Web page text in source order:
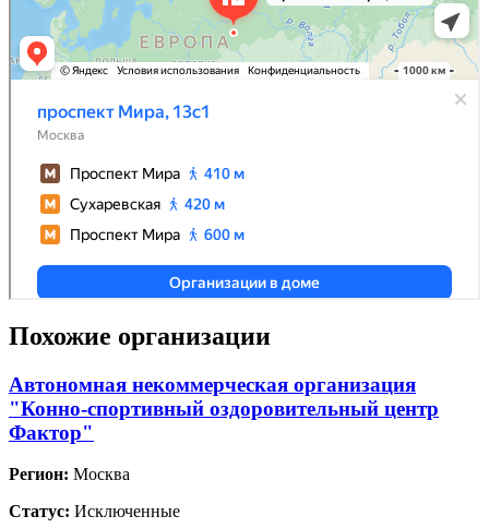
Похожие организации
Автономная некоммерческая организация
"Конно-спортивный оздоровительный центр
Фактор"
Регион: Москва
Статус: Исключенные